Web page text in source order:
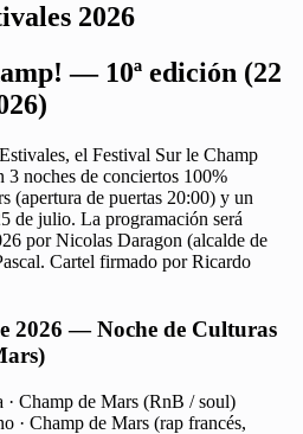
2026
— 10ª edición (22
el Festival Sur le Champ
3 noches de conciertos 100%
(apertura de puertas 20:00) y un
de julio. La programación será
por Nicolas Daragon (alcalde de
Cartel firmado por Ricardo
2026 — Noche de Culturas
Champ de Mars (RnB / soul)
· Champ de Mars (rap francés,